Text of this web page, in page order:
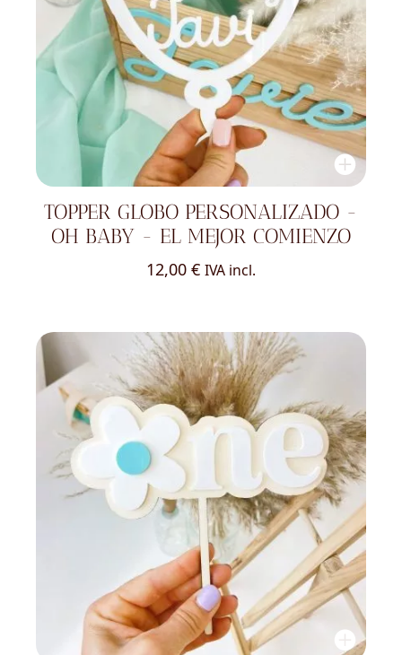
TOPPER GLOBO PERSONALIZADO -
OH BABY - EL MEJOR COMIENZO
12,00 € IVA incl.